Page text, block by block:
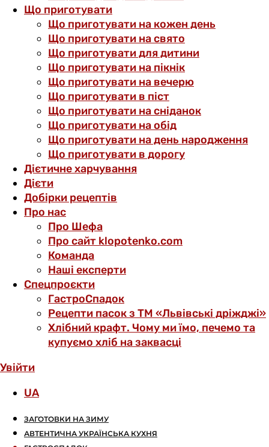
Що приготувати
Що приготувати на кожен день
Що приготувати на свято
Що приготувати для дитини
Що приготувати на пікнік
Що приготувати на вечерю
Що приготувати в піст
Що приготувати на сніданок
Що приготувати на обід
Що приготувати на день народження
Що приготувати в дорогу
Дієтичне харчування
Дієти
Добірки рецептів
Про нас
Про Шефа
Про сайт klopotenko.com
Команда
Наші експерти
Спецпроєкти
ГастроСпадок
Рецепти пасок з ТМ «Львівські дріжджі»
Хлібний крафт. Чому ми їмо, печемо та
купуємо хліб на заквасці
Увійти
UA
ЗАГОТОВКИ НА ЗИМУ
АВТЕНТИЧНА УКРАЇНСЬКА КУХНЯ